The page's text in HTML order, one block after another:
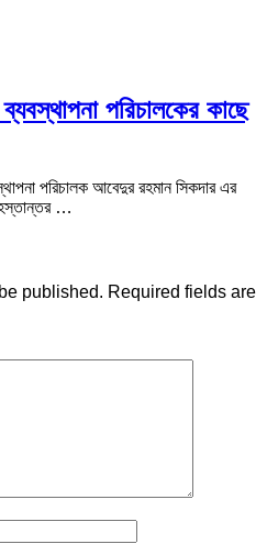
পরিচালকের কাছে
পরিচালক আবেদুর রহমান সিকদার এর
হস্তান্তর …
published. Required fields are